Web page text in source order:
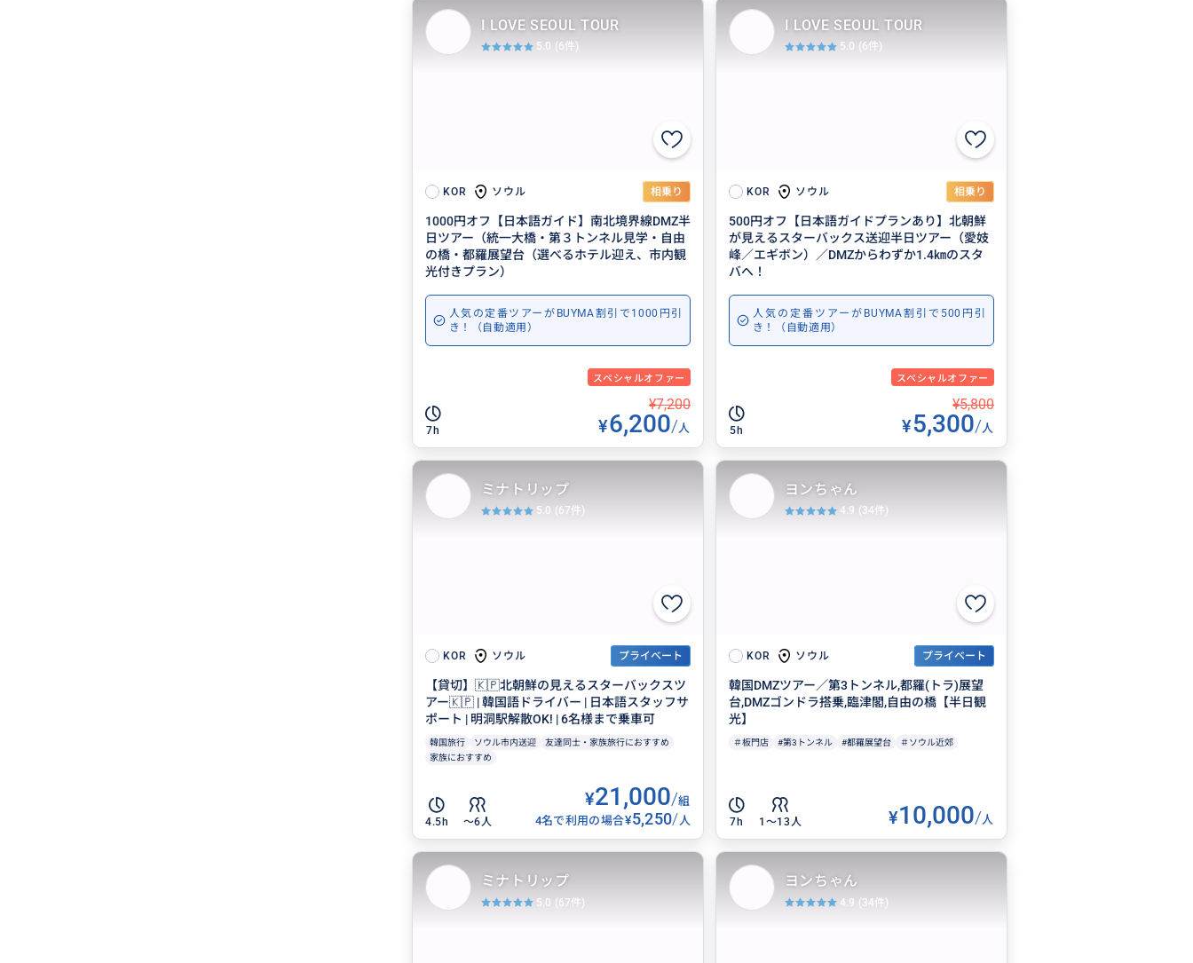
KOR ソウル 相乗り
1000円オフ【日本語ガイド】南北境界線DMZ半
日ツアー（統一大橋・第３トンネル見学・自由
の橋・都羅展望台（選べるホテル迎え、市内観
光付きプラン）
人気の定番ツアーがBUYMA割引で1000円引
き！（自動適用）
スペシャルオファー
7h
¥7,200
¥6,200/人
I LOVE SEOUL TOUR
5.0 (6件)
KOR ソウル 相乗り
500円オフ【日本語ガイドプランあり】北朝鮮
が見えるスターバックス送迎半日ツアー（愛妓
峰／エギボン）／DMZからわずか1.4㎞のスタ
バへ！
人気の定番ツアーがBUYMA割引で500円引
き！（自動適用）
スペシャルオファー
5h
¥5,800
¥5,300/人
I LOVE SEOUL TOUR
5.0 (6件)
KOR ソウル プライベート
【貸切】🇰🇵北朝鮮の見えるスターバックスツ
アー🇰🇵 | 韓国語ドライバー | 日本語スタッフサ
ポート | 明洞駅解散OK! | 6名様まで乗車可
韓国旅行 ソウル市内送迎
友達同士・家族旅行におすすめ
家族におすすめ
4.5h 〜6人
¥21,000/組
4名で利用の場合¥5,250/人
ミナトリップ
5.0 (67件)
KOR ソウル プライベート
韓国DMZツアー／第3トンネル,都羅(トラ)展望
台,DMZゴンドラ搭乗,臨津閣,自由の橋【半日観
光】
＃板門店 #第3トンネル #都羅展望台 ＃ソウル近郊
7h 1〜13人 ¥10,000/人
ヨンちゃん
4.9 (34件)
ミナトリップ
5.0 (67件)
ヨンちゃん
4.9 (34件)